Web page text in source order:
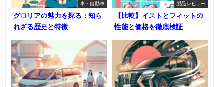
車・自動車
グロリアの魅力を探る：知ら
れざる歴史と特徴
製品レビュー
【比較】イストとフィットの
性能と価格を徹底検証